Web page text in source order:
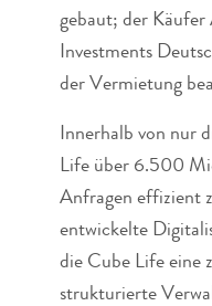
gebaut; der Käufer
Investments
der Vermietung
Innerhalb von nur
Life über 6.500
Anfragen effizient
entwickelte
die Cube Life eine
strukturierte